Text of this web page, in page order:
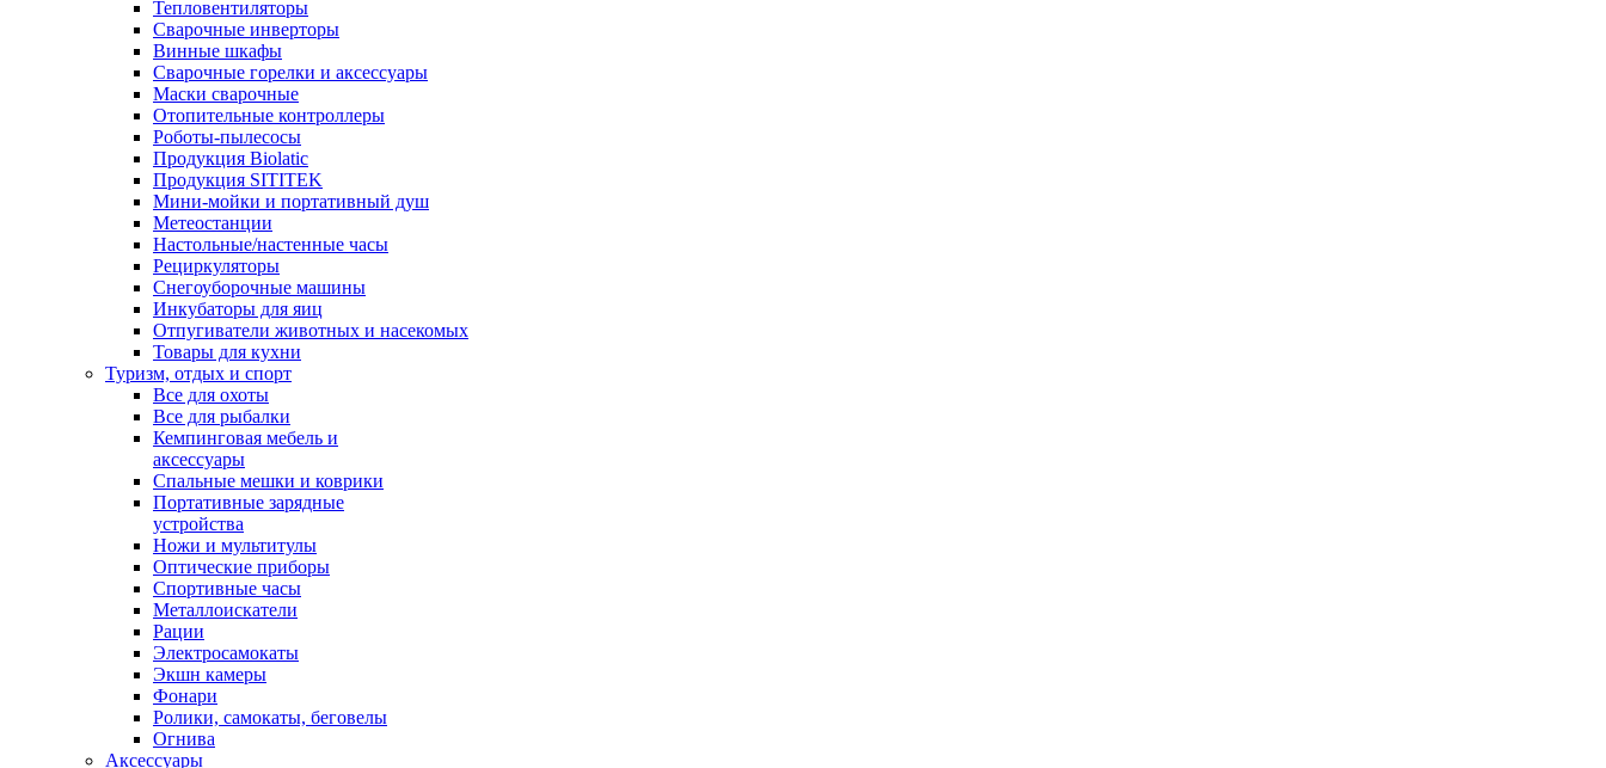
Тепловентиляторы
Сварочные инверторы
Винные шкафы
Сварочные горелки и аксессуары
Маски сварочные
Отопительные контроллеры
Роботы-пылесосы
Продукция Biolatic
Продукция SITITEK
Мини-мойки и портативный душ
Метеостанции
Настольные/настенные часы
Рециркуляторы
Снегоуборочные машины
Инкубаторы для яиц
Отпугиватели животных и насекомых
Товары для кухни
Туризм, отдых и спорт
Все для охоты
Все для рыбалки
Кемпинговая мебель и
аксессуары
Спальные мешки и коврики
Портативные зарядные
устройства
Ножи и мультитулы
Оптические приборы
Спортивные часы
Металлоискатели
Рации
Электросамокаты
Экшн камеры
Фонари
Ролики, самокаты, беговелы
Огнива
Аксессуары